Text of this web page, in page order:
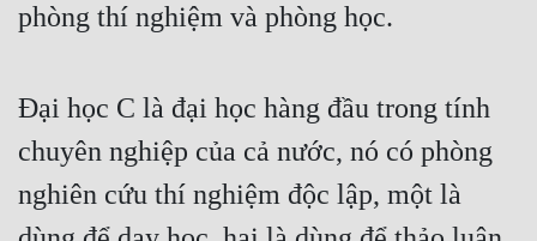
Cổ Tiên Hiệp
Du Hí
Dã Sử
Dị Giới
phòng thí nghiệm và phòng học.
Đại học C là đại học hàng đầu trong tính
chuyên nghiệp của cả nước, nó có phòng
nghiên cứu thí nghiệm độc lập, một là